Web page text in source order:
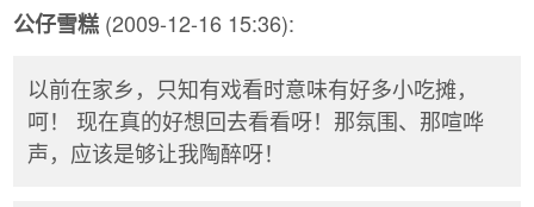
公仔雪糕 (2009-12-16 15:36):
以前在家乡，只知有戏看时意味有好多小吃摊，
呵！ 现在真的好想回去看看呀！那氛围、那喧哗
声，应该是够让我陶醉呀！